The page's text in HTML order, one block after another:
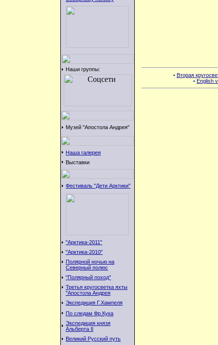
Наши группы:
Музей "Апостола Андрея"
Наша галерея
Выставки
Фестиваль "Дети Арктики"
"Арктика-2011"
"Арктика-2010"
Полярной ночью на
Северный полюс
"Полярный поход"
Третья кругосветка яхты
"Апостола Андрея
Экспедиция Г.Хампеля
По следам Фр.Кука
Экспедиция князя
Альберта II
Великий Русский путь
• Вторая
• English